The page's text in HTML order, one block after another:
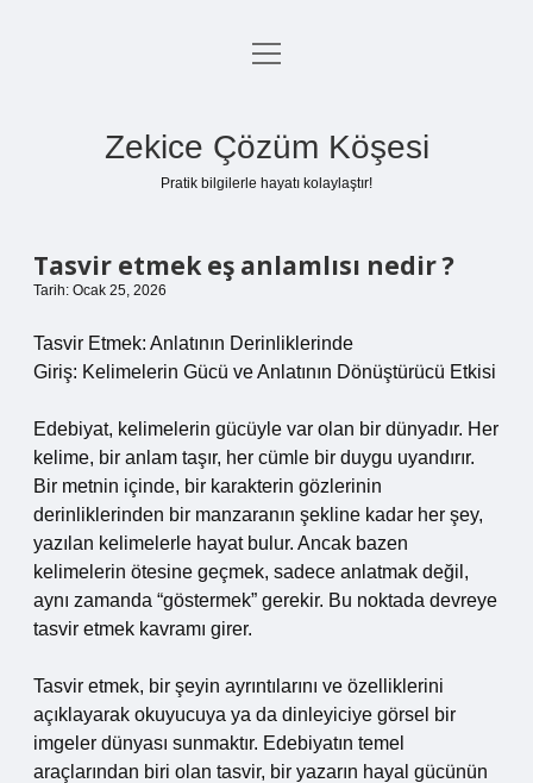
Anasayfa
Yasal Uyarı
menüyü
Zekice Çözüm Köşesi
Pratik bilgilerle hayatı kolaylaştır!
Tasvir etmek eş anlamlısı nedir ?
Tarih: Ocak 25, 2026
Tasvir Etmek: Anlatının Derinliklerinde
Giriş: Kelimelerin Gücü ve Anlatının Dönüştürücü Etkisi
Edebiyat, kelimelerin gücüyle var olan bir dünyadır. Her
kelime, bir anlam taşır, her cümle bir duygu uyandırır.
Bir metnin içinde, bir karakterin gözlerinin
derinliklerinden bir manzaranın şekline kadar her şey,
yazılan kelimelerle hayat bulur. Ancak bazen
kelimelerin ötesine geçmek, sadece anlatmak değil,
aynı zamanda “göstermek” gerekir. Bu noktada devreye
tasvir etmek kavramı girer.
Tasvir etmek, bir şeyin ayrıntılarını ve özelliklerini
açıklayarak okuyucuya ya da dinleyiciye görsel bir
imgeler dünyası sunmaktır. Edebiyatın temel
araçlarından biri olan tasvir, bir yazarın hayal gücünün